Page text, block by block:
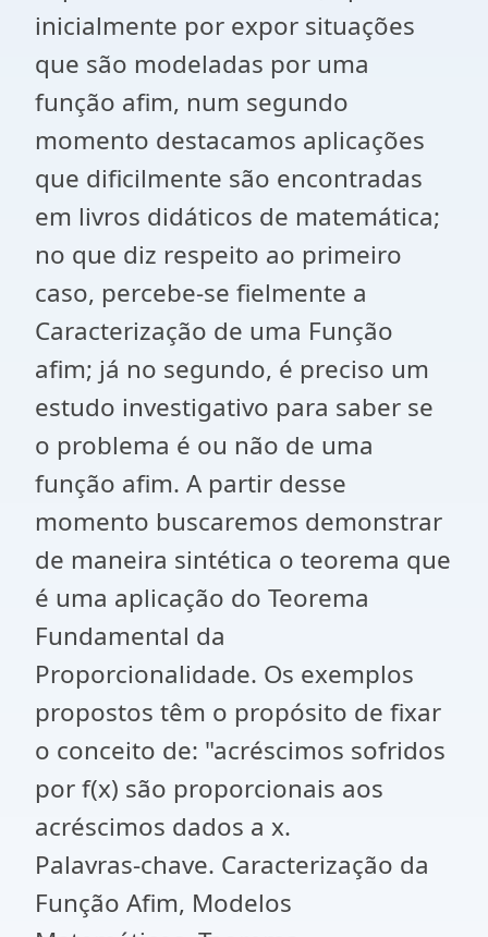
inicialmente por expor situações
que são modeladas por uma
função afim, num segundo
momento destacamos aplicações
que dificilmente são encontradas
em livros didáticos de matemática;
no que diz respeito ao primeiro
caso, percebe-se fielmente a
Caracterização de uma Função
afim; já no segundo, é preciso um
estudo investigativo para saber se
o problema é ou não de uma
função afim. A partir desse
momento buscaremos demonstrar
de maneira sintética o teorema que
é uma aplicação do Teorema
Fundamental da
Proporcionalidade. Os exemplos
propostos têm o propósito de fixar
o conceito de: "acréscimos sofridos
por f(x) são proporcionais aos
acréscimos dados a x.
Palavras-chave. Caracterização da
Função Afim, Modelos